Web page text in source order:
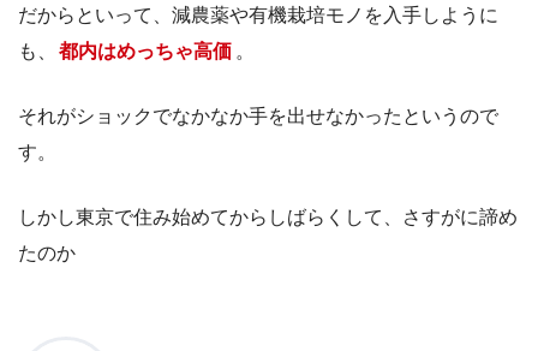
だからといって、減農薬や有機栽培モノを入手しように
も、
都内はめっちゃ高価 。
それがショックでなかなか手を出せなかったというので
す。
しかし東京で住み始めてからしばらくして、さすがに諦め
たのか